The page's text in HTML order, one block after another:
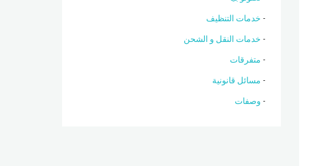
خدمات التنظيف
خدمات النقل و الشحن
متفرقات
مسائل قانونية
وصفات